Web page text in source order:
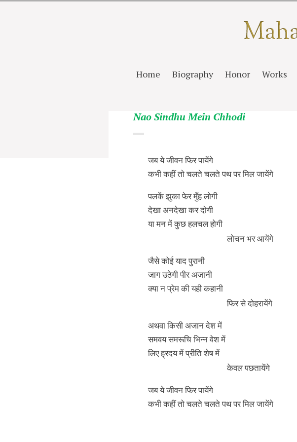
Home Biography Honor Works
Nao Sindhu Mein Chhodi
जब ये जीवन फिर पायेंगे
कभी कहीं तो चलते चलते पथ पर मिल जायेंगे
पलकें झुका फेर मुँह लोगी
देखा अनदेखा कर दोगी
या मन में कुछ हलचल होगी
लोचन भर आयेंगे
जैसे कोई याद पुरानी
जाग उठेगी पीर अजानी
क्या न प्रेम की यही कहानी
फिर से दोहरायेंगे
अथवा किसी अजान देश में
समवय समरूचि भिन्न वेश में
लिए ह्रदय में प्रीति शेष में
केवल पछतायेंगे
जब ये जीवन फिर पायेंगे
कभी कहीं तो चलते चलते पथ पर मिल जायेंगे